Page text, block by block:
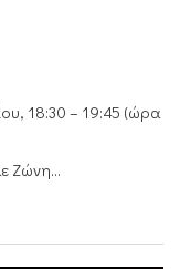
18:30 – 19:45 (ώρα
Ζώνη...